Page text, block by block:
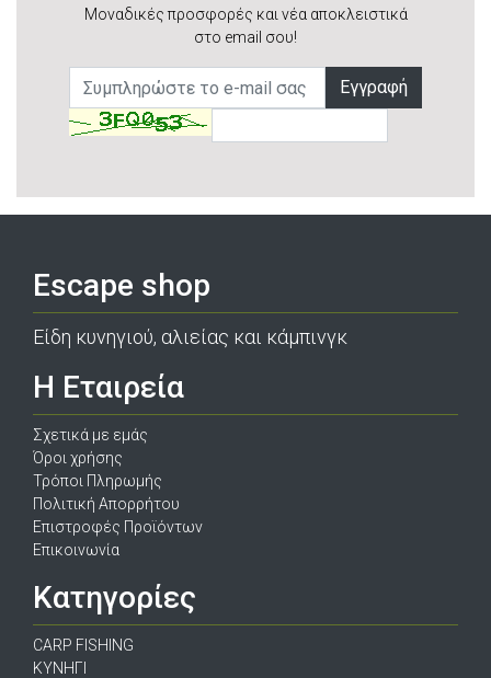
Μοναδικές προσφορές και νέα αποκλειστικά
στο email σου!
Εγγραφή
Escape shop
Είδη κυνηγιού, αλιείας και κάμπινγκ
Η Εταιρεία
Σχετικά με εμάς
Όροι χρήσης
Τρόποι Πληρωμής
Πολιτική Απορρήτου
Επιστροφές Προϊόντων
Επικοινωνία
Κατηγορίες
CARP FISHING
ΚΥΝΗΓΙ